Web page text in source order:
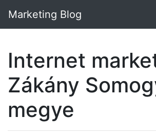
Marketing Blog
Internet
Zákány
megye